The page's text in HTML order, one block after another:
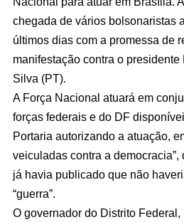
chegada de vários bolsonaristas
últimos dias com a promessa de
manifestação contra o
Silva (PT).
A Força Nacional atuará em
forças federais e do DF
Portaria autorizando a atuação,
veiculadas contra a
já havia publicado que não
“guerra”.
O governador do Distrito